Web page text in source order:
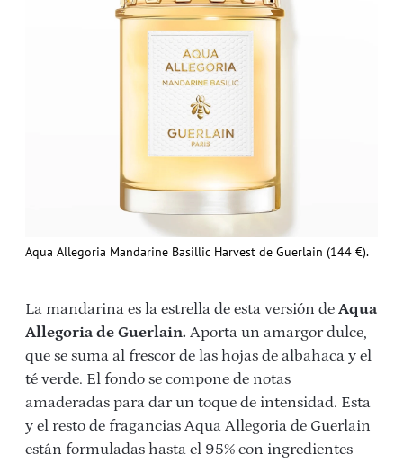
Aqua Allegoria Mandarine Basillic Harvest de Guerlain (144 €).
La mandarina es la estrella de esta versión de Aqua
Allegoria de Guerlain. Aporta un amargor dulce,
que se suma al frescor de las hojas de albahaca y el
té verde. El fondo se compone de notas
amaderadas para dar un toque de intensidad. Esta
y el resto de fragancias Aqua Allegoria de Guerlain
están formuladas hasta el 95% con ingredientes